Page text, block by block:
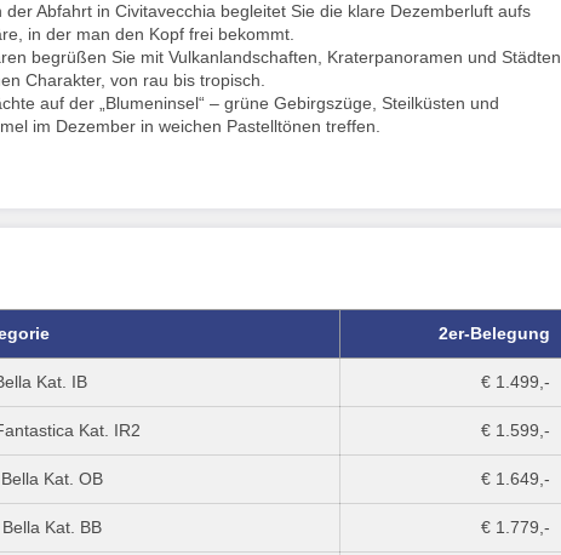
der Abfahrt in Civitavecchia begleitet Sie die klare Dezemberluft aufs
in der man den Kopf frei bekommt.
begrüßen Sie mit Vulkanlandschaften, Kraterpanoramen und Städten
Charakter, von rau bis tropisch.
auf der „Blumeninsel“ – grüne Gebirgszüge, Steilküsten und
im Dezember in weichen Pastelltönen treffen.
2er-Belegung
Kat. IB € 1.499,-
Kat. IR2 € 1.599,-
Kat. OB € 1.649,-
Kat. BB € 1.779,-